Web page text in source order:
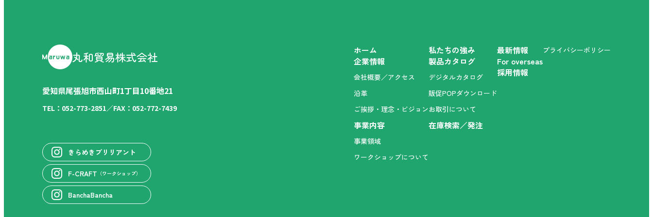
丸和貿易株式会社
愛知県尾張旭市西山町1丁目10番地21
TEL：052-773-2851／FAX：052-772-7439
きらめきブリリアント
F-CRAFT （ワークショップ）
BanchaBancha
ホーム
企業情報
会社概要／アクセス
沿革
ご挨拶・理念・ビジョン
事業内容
事業領域
ワークショップについて
私たちの強み
製品カタログ
デジタルカタログ
販促POPダウンロード
お取引について
在庫検索／発注
最新情報
For overseas
採用情報
プライバシーポリシー